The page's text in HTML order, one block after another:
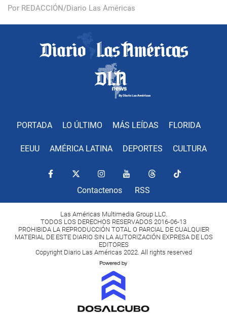
Por REDACCIÓN/Diario Las Américas
PORTADA LO ÚLTIMO MÁS LEÍDAS FLORIDA
EEUU AMÉRICA LATINA DEPORTES CULTURA
Contactenos RSS
Las Américas Multimedia Group LLC.
TODOS LOS DERECHOS RESERVADOS 2016-06-13
PROHIBIDA LA REPRODUCCIÓN TOTAL O PARCIAL DE CUALQUIER
MATERIAL DE ESTE DIARIO SIN LA AUTORIZACIÓN EXPRESA DE LOS
EDITORES
Copyright Diario Las Américas 2022. All rights reserved